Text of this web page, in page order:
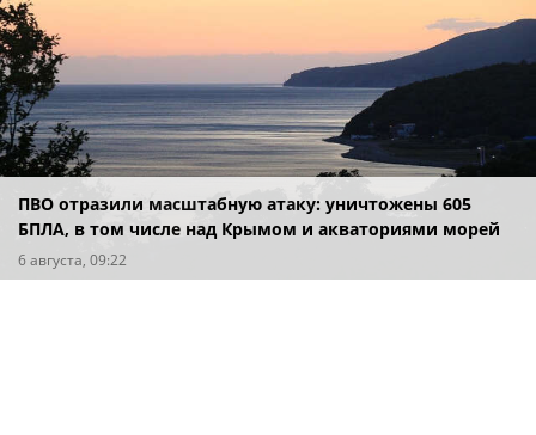
ПВО отразили масштабную атаку: уничтожены 605
БПЛА, в том числе над Крымом и акваториями морей
6 августа, 09:22